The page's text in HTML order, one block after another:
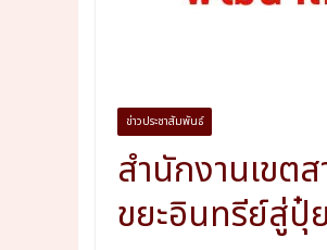
ข่าวประชาสัมพันธ์
สำนักงานเขต
ขยะอินทรีย์สู่